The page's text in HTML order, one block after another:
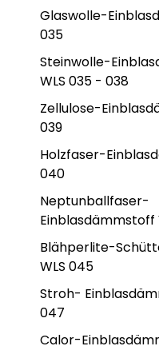
Glaswolle-
035
Steinwolle-
WLS 035 - 038
Zellulose-
039
Holzfaser-
040
Neptunballfaser-
Einblasdämmstoff
Blähperlite-
WLS 045
Stroh-
047
Calor-